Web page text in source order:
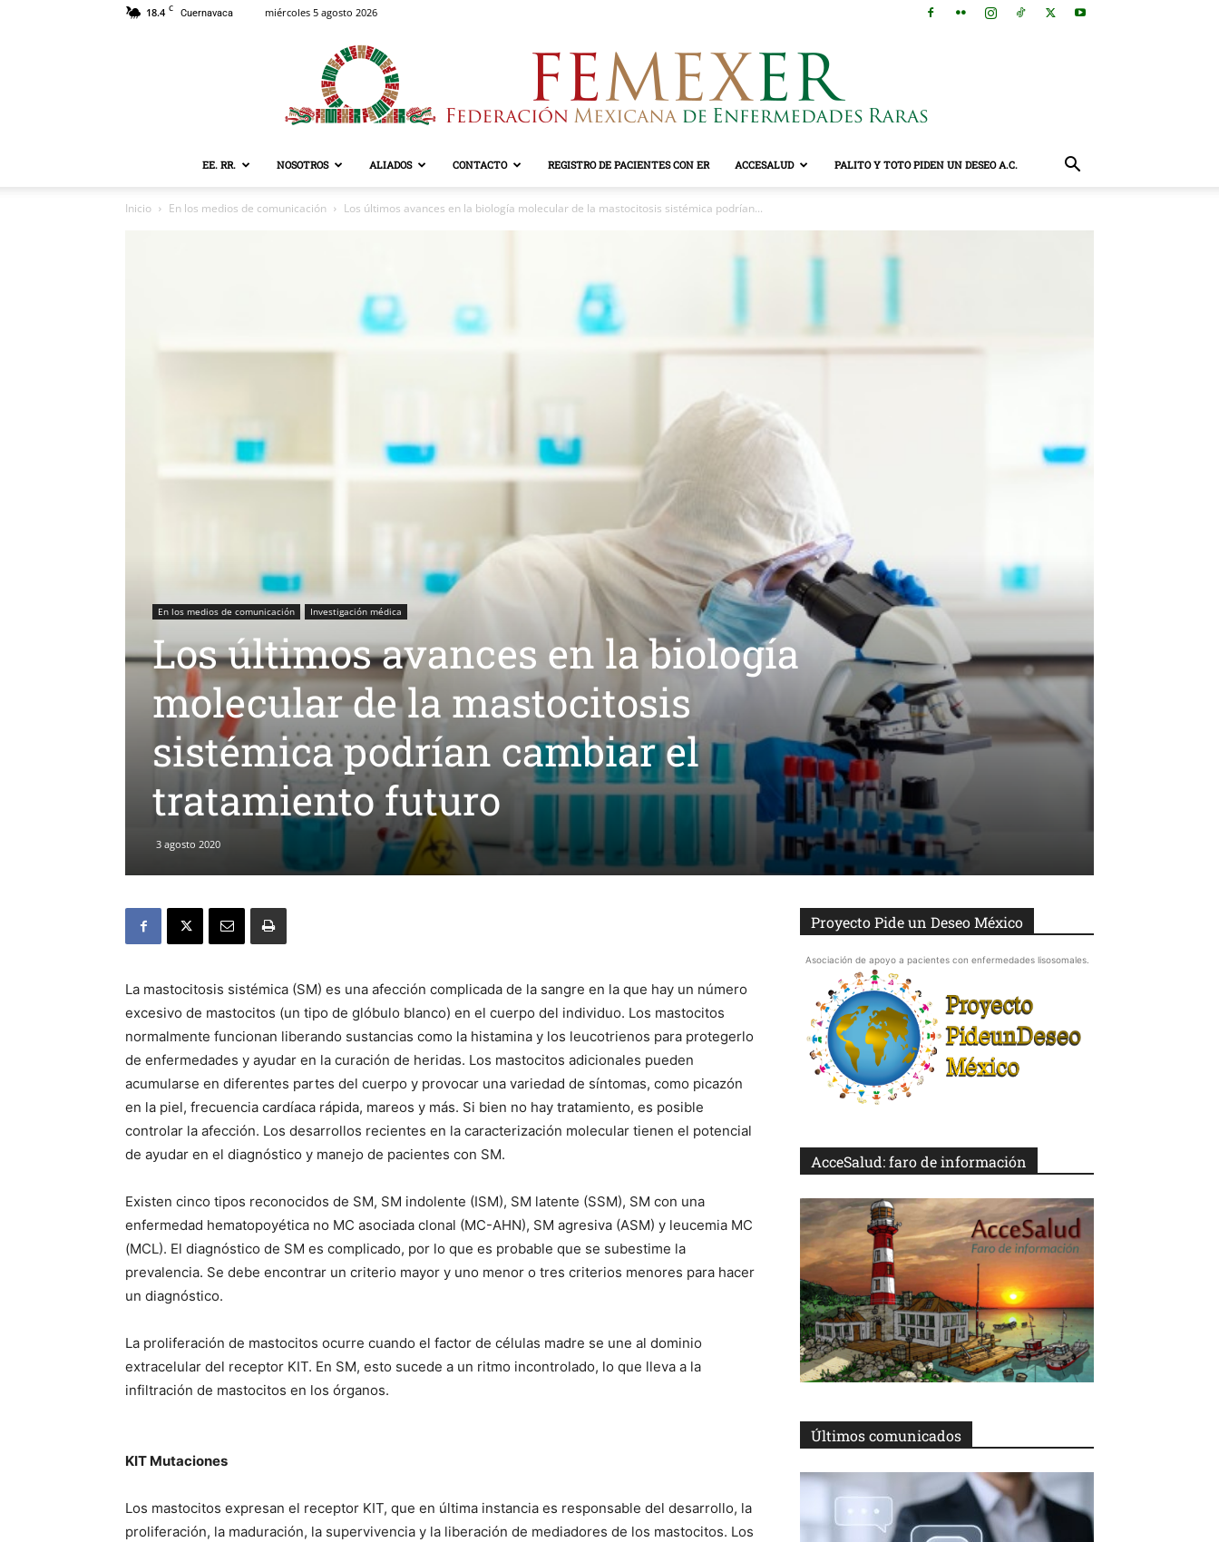
18.4 C Cuernavaca miércoles 5 agosto 2026
EE. RR. NOSOTROS ALIADOS CONTACTO REGISTRO DE PACIENTES CON ER ACCESALUD PALITO Y TOTO PIDEN UN DESEO A.C.
Inicio En los medios de comunicación Los últimos avances en la biología molecular de la mastocitosis sistémica podrían...
En los medios de comunicación Investigación médica
Los últimos avances en la biología
molecular de la mastocitosis
sistémica podrían cambiar el
tratamiento futuro
3 agosto 2020
La mastocitosis sistémica (SM) es una afección complicada de la sangre en la que hay un número
excesivo de mastocitos (un tipo de glóbulo blanco) en el cuerpo del individuo. Los mastocitos
normalmente funcionan liberando sustancias como la histamina y los leucotrienos para protegerlo
de enfermedades y ayudar en la curación de heridas. Los mastocitos adicionales pueden
acumularse en diferentes partes del cuerpo y provocar una variedad de síntomas, como picazón
en la piel, frecuencia cardíaca rápida, mareos y más. Si bien no hay tratamiento, es posible
controlar la afección. Los desarrollos recientes en la caracterización molecular tienen el potencial
de ayudar en el diagnóstico y manejo de pacientes con SM.
Existen cinco tipos reconocidos de SM, SM indolente (ISM), SM latente (SSM), SM con una
enfermedad hematopoyética no MC asociada clonal (MC-AHN), SM agresiva (ASM) y leucemia MC
(MCL). El diagnóstico de SM es complicado, por lo que es probable que se subestime la
prevalencia. Se debe encontrar un criterio mayor y uno menor o tres criterios menores para hacer
un diagnóstico.
La proliferación de mastocitos ocurre cuando el factor de células madre se une al dominio
extracelular del receptor KIT. En SM, esto sucede a un ritmo incontrolado, lo que lleva a la
infiltración de mastocitos en los órganos.
KIT Mutaciones
Los mastocitos expresan el receptor KIT, que en última instancia es responsable del desarrollo, la
proliferación, la maduración, la supervivencia y la liberación de mediadores de los mastocitos. Los
Proyecto Pide un Deseo México
Asociación de apoyo a pacientes con enfermedades lisosomales.
AcceSalud: faro de información
Últimos comunicados